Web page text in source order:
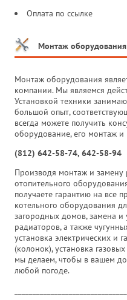
Оплата по ссылке
Монтаж оборудования
Монтаж оборудования
компании. Мы являемся
Установкой техники
большой опыт,
всегда можете получить
оборудование, его монтаж
(812) 642-58-74, 642-58-94
Производя монтаж и замену
отопительного
получаете гарантию на все
котельного оборудования
загородных домов, замена
радиаторов, а также
установка электрических и
(колонок), установка
мы делаем, чтобы в вашем
любой погоде.